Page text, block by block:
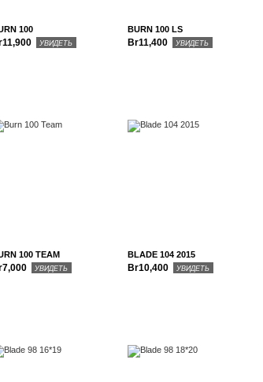
100
УВИДЕТЬ
BURN 100 LS
Br11,400 УВИДЕТЬ
100 TEAM
УВИДЕТЬ
BLADE 104 2015
Br10,400 УВИДЕТЬ